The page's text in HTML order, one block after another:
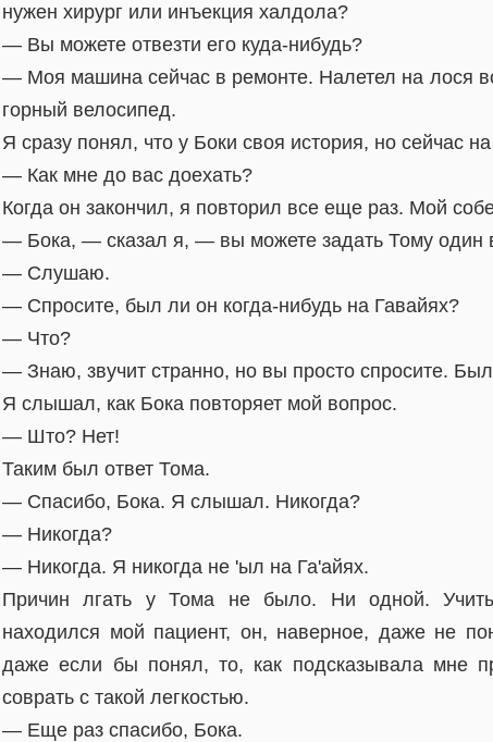
нужен хирург или инъекция халдола?
— Вы можете отвезти его куда-нибудь?
— Моя машина сейчас в ремонте. Налетел на лося
горный велосипед.
Я сразу понял, что у Боки своя история, но сейчас
— Как мне до вас доехать?
Когда он закончил, я повторил все еще раз. Мой
— Бока, — сказал я, — вы можете задать Тому один
— Слушаю.
— Спросите, был ли он когда-нибудь на Гавайях?
— Что?
— Знаю, звучит странно, но вы просто спросите.
Я слышал, как Бока повторяет мой вопрос.
— Што? Нет!
Таким был ответ Тома.
— Спасибо, Бока. Я слышал. Никогда?
— Никогда?
— Никогда. Я никогда не 'ыл на Га'айях.
Причин лгать у Тома не было. Ни одной.
находился мой пациент, он, наверное, даже не
даже если бы понял, то, как подсказывала мне
соврать с такой легкостью.
— Еще раз спасибо, Бока.